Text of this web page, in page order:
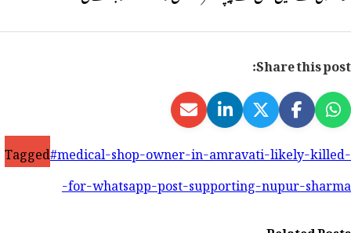
Share this post:
Tagged#medical-shop-owner-in-amravati-likely-killed-
for-whatsapp-post-supporting-nupur-sharma-